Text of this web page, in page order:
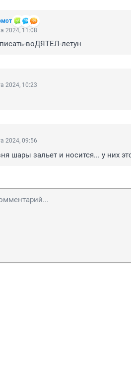
2024, 11:08
воДЯТЕЛ-летун
2024, 10:23
2024, 09:56
шары зальет и носится... у них